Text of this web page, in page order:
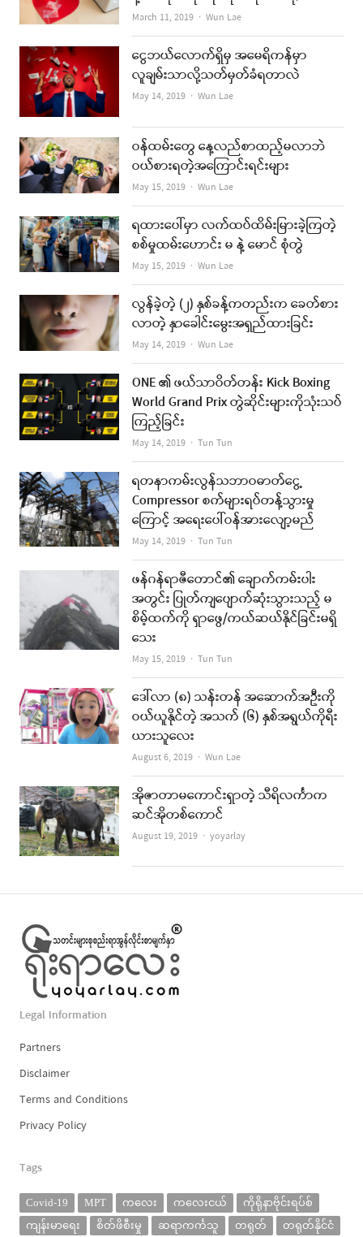
March 11, 2019 Author
Wun Lae
ငွေဘယ်လောက်ရှိမှ အမေရိကန်မှာ
လူချမ်းသာလို့သတ်မှတ်ခံရတာလဲ
May 14, 2019 Author
Wun Lae
ဝန်ထမ်းတွေ နေ့လည်စာထည့်မလာဘဲ
ဝယ်စားရတဲ့အကြောင်းရင်းများ
May 15, 2019 Author
Wun Lae
ရထားပေါ်မှာ လက်ထပ်ထိမ်းမြားခဲ့ကြတဲ့
စစ်မှုထမ်းဟောင်း မ နဲ့ မောင် စုံတွဲ
May 15, 2019 Author
Wun Lae
လွန်ခဲ့တဲ့ (၂) နှစ်ခန့်ကတည်းက ခေတ်စား
လာတဲ့ နှာခေါင်းမွေးအရှည်ထားခြင်း
May 14, 2019 Author
Wun Lae
ONE ၏ ဖယ်သာဝိတ်တန်း Kick Boxing
World Grand Prix တွဲဆိုင်းများကိုသုံးသပ်
ကြည့်ခြင်း
May 14, 2019 Author
Tun Tun
ရတနာကမ်းလွန်သဘာဝဓာတ်ငွေ့
Compressor စက်များရပ်တန့်သွားမှု
ကြောင့် အရေးပေါ်ဝန်အားလျော့မည်
May 14, 2019 Author
Tun Tun
ဖန်ဂန်ရာဇီတောင်၏ ချောက်ကမ်းပါး
အတွင်း ပြုတ်ကျပျောက်ဆုံးသွားသည့် မ
စိမ့်ထက်ကို ရှာဖွေ/ကယ်ဆယ်နိုင်ခြင်းမရှိ
သေး
May 15, 2019 Author
Tun Tun
ဒေါ်လာ (၈) သန်းတန် အဆောက်အဦးကို
ဝယ်ယူနိုင်တဲ့ အသက် (၆) နှစ်အရွယ်ကိုရီး
ယားသူလေး
August 6, 2019 Author
Wun Lae
အိုဇာတာမကောင်းရှာတဲ့ သီရိလင်္ကာက
ဆင်အိုတစ်ကောင်
August 19, 2019 Author
yoyarlay
Legal Information
Partners
Disclaimer
Terms and Conditions
Privacy Policy
Tags
Covid-19 MPT ကလေး ကလေးငယ်
ကိုရိုနာဗိုင်းရပ်စ်
ကျန်းမာရေး
စိတ်ဖိစီးမှု ဆရာကင်္ကသူ တရုတ် တရုတ်နိုင်ငံ